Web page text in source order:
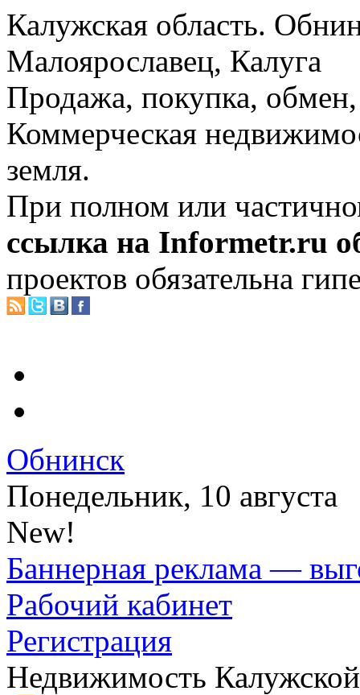
Калужская область.
Малоярославец, Калуга
Продажа, покупка, обмен,
Коммерческая
земля.
При полном или
ссылка на Informetr.ru
проектов обязательна
Обнинск
Понедельник, 10 августа
New!
Баннерная реклама —
Рабочий кабинет
Регистрация
Недвижимость